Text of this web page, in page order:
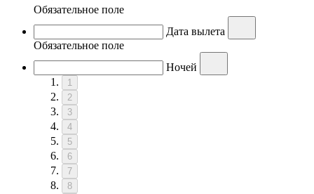
Обязательное поле
Дата вылета
Обязательное поле
Ночей
1
2
3
4
5
6
7
8